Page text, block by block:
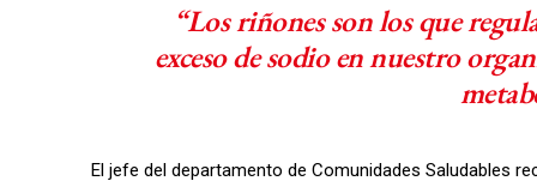
“Los riñones son los que
exceso de sodio en nuestro
El jefe del departamento de Comunidades Saludables